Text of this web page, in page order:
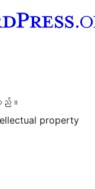
ည်။
property